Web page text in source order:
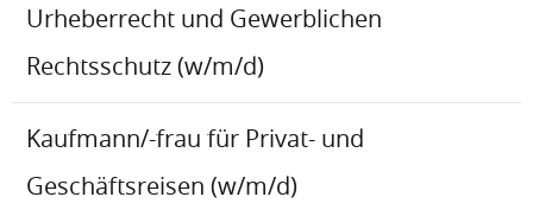
Urheberrecht und Gewerblichen
Rechtsschutz (w/m/d)
Kaufmann/-frau für Privat- und
Geschäftsreisen (w/m/d)